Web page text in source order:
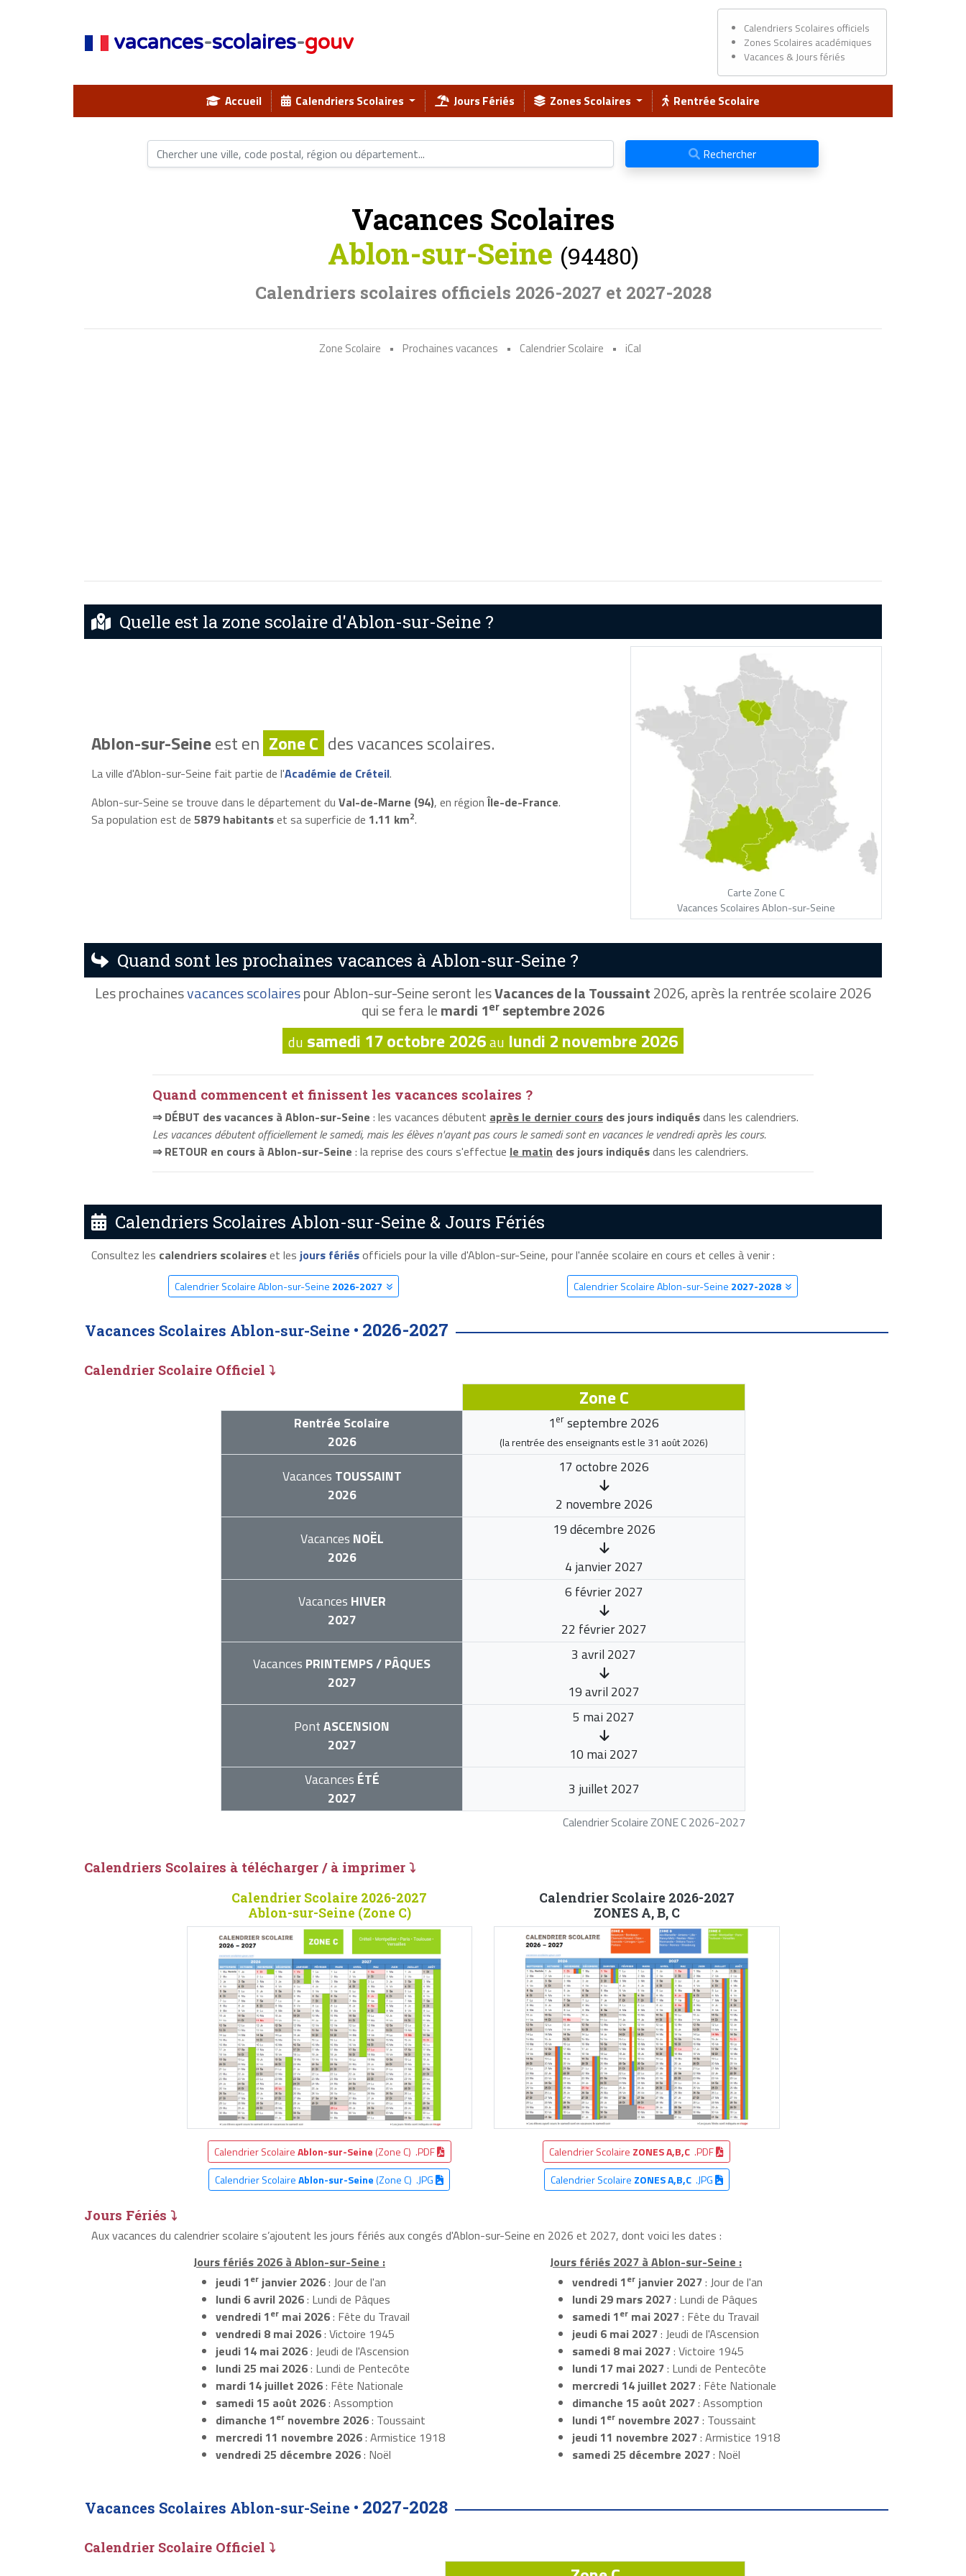
vacances-scolaires-gouv
Calendriers Scolaires officiels
Zones Scolaires académiques
Vacances & Jours fériés
Accueil Calendriers Scolaires Jours Fériés Zones Scolaires Rentrée Scolaire
Rechercher
Vacances Scolaires
Ablon-sur-Seine (94480)
Calendriers scolaires officiels 2026-2027 et 2027-2028
Zone Scolaire • Prochaines vacances • Calendrier Scolaire • iCal
Quelle est la zone scolaire d'Ablon-sur-Seine ?
Ablon-sur-Seineest en Zone C des vacances scolaires.
La ville d'Ablon-sur-Seine fait partie de l'Académie de Créteil.
Ablon-sur-Seine se trouve dans le département du Val-de-Marne (94), en régionÎle-de-France.
Sa population est de 5879 habitantset sa superficie de 1.11 km2.
Carte Zone C
Vacances Scolaires Ablon-sur-Seine
Quand sont les prochaines vacances à Ablon-sur-Seine ?
Les prochainesvacances scolairespour Ablon-sur-Seine seront lesVacances de la Toussaint2026, après la rentrée scolaire 2026
qui se fera lemardi 1er septembre 2026
du samedi 17 octobre 2026au lundi 2 novembre 2026
Quand commencent et finissent les vacances scolaires ?
⇒ DÉBUT des vacances à Ablon-sur-Seine : les vacances débutent après le dernier cours des jours indiquésdans les calendriers.
Les vacances débutent officiellement le samedi, mais les élèves n'ayant pas cours le samedi sont en vacances le vendredi après les cours.
⇒ RETOUR en cours à Ablon-sur-Seine : la reprise des cours s'effectue le matin des jours indiquésdans les calendriers.
Calendriers Scolaires Ablon-sur-Seine & Jours Fériés
Consultez les calendriers scolaireset les jours fériésofficiels pour la ville d'Ablon-sur-Seine, pour l'année scolaire en cours et celles à venir :
Calendrier Scolaire Ablon-sur-Seine 2026-2027 Calendrier Scolaire Ablon-sur-Seine 2027-2028
Vacances Scolaires Ablon-sur-Seine • 2026-2027
Calendrier Scolaire Officiel ⤵
Calendrier Scolaire ZONE C 2026-2027
Zone C
Rentrée Scolaire
2026
1 er septembre 2026
(la rentrée des enseignants est le 31 août 2026)
Vacances TOUSSAINT
2026
17 octobre 2026
2 novembre 2026
Vacances NOËL
2026
19 décembre 2026
4 janvier 2027
Vacances HIVER
2027
6 février 2027
22 février 2027
Vacances PRINTEMPS / PÂQUES
2027
3 avril 2027
19 avril 2027
PontASCENSION
2027
5 mai 2027
10 mai 2027
Vacances ÉTÉ
2027
3 juillet 2027
Calendriers Scolaires à télécharger / à imprimer ⤵
Calendrier Scolaire 2026-2027
Ablon-sur-Seine (Zone C)
Calendrier ScolaireAblon-sur-Seine (Zone C) .PDF
Calendrier ScolaireAblon-sur-Seine(Zone C) .JPG
Calendrier Scolaire 2026-2027
ZONES A, B, C
Calendrier Scolaire ZONES A,B,C .PDF
Calendrier Scolaire ZONES A,B,C.JPG
Jours Fériés ⤵
Aux vacances du calendrier scolaire s’ajoutent les jours fériés aux congés d'Ablon-sur-Seine en 2026 et 2027, dont voici les dates :
Jours fériés 2026 à Ablon-sur-Seine :
jeudi 1erjanvier 2026: Jour de l'an
lundi 6 avril 2026: Lundi de Pâques
vendredi 1ermai 2026: Fête du Travail
vendredi 8 mai 2026: Victoire 1945
jeudi 14 mai 2026: Jeudi de l'Ascension
lundi 25 mai 2026: Lundi de Pentecôte
mardi 14 juillet 2026: Fête Nationale
samedi 15 août 2026: Assomption
dimanche 1ernovembre 2026: Toussaint
mercredi 11 novembre 2026: Armistice 1918
vendredi 25 décembre 2026: Noël
Jours fériés 2027 à Ablon-sur-Seine :
vendredi 1erjanvier 2027: Jour de l'an
lundi 29 mars 2027: Lundi de Pâques
samedi 1ermai 2027: Fête du Travail
jeudi 6 mai 2027: Jeudi de l'Ascension
samedi 8 mai 2027: Victoire 1945
lundi 17 mai 2027: Lundi de Pentecôte
mercredi 14 juillet 2027: Fête Nationale
dimanche 15 août 2027: Assomption
lundi 1ernovembre 2027: Toussaint
jeudi 11 novembre 2027: Armistice 1918
samedi 25 décembre 2027: Noël
Vacances Scolaires Ablon-sur-Seine • 2027-2028
Calendrier Scolaire Officiel ⤵